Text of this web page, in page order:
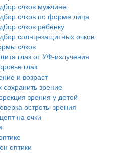
очков мужчине
очков по форме лица
очков ребёнку
солнцезащитных очков
очков
глаз от УФ-излучения
глаз
и возраст
сохранить зрение
зрения у детей
остроты зрения
на очки
оптики